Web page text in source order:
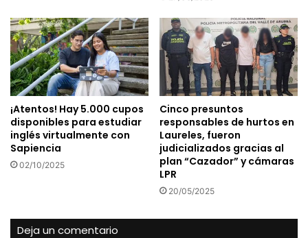
¡Atentos! Hay 5.000 cupos
disponibles para estudiar
inglés virtualmente con
Sapiencia
02/10/2025
Cinco presuntos
responsables de hurtos en
Laureles, fueron
judicializados gracias al
plan “Cazador” y cámaras
LPR
20/05/2025
Deja un comentario